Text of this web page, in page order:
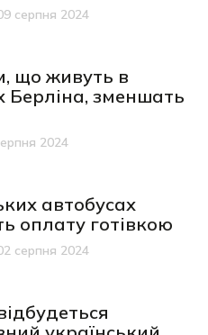
серпня 2024
що живуть в
Берліна, зменшать
2024
автобусах
оплату готівкою
серпня 2024